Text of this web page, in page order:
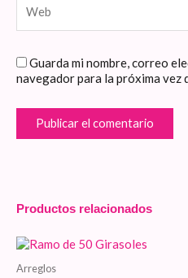
Guarda mi nombre, correo
navegador para la próxima vez
Productos relacionados
Arreglos